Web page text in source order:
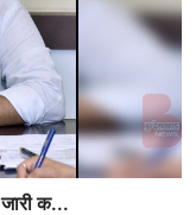
क...